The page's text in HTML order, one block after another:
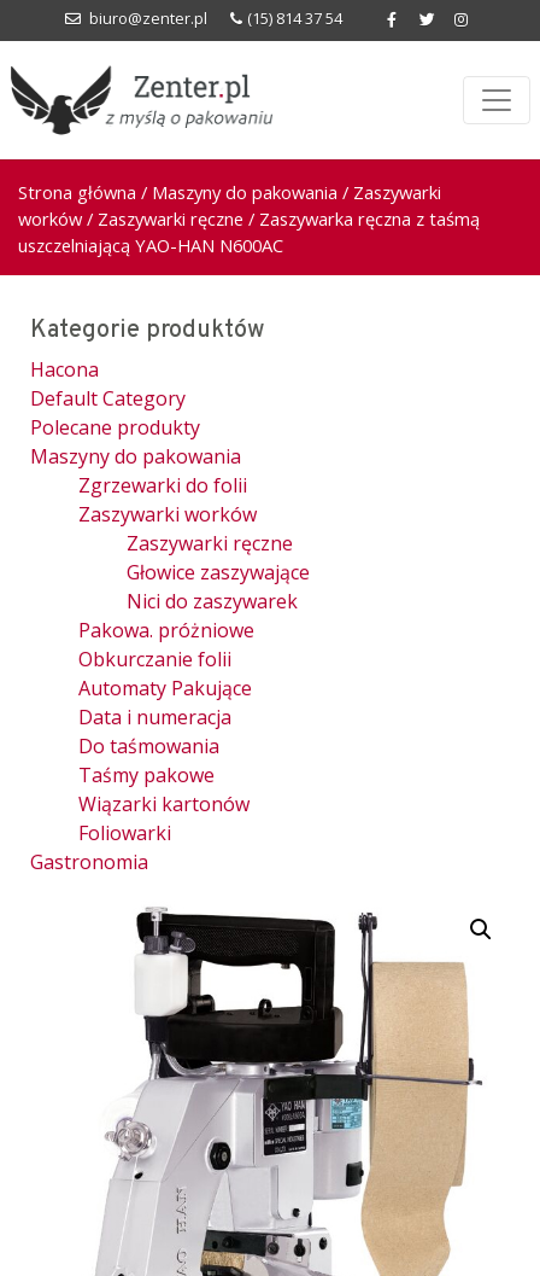
biuro@zenter.pl (15) 814 37 54
Strona główna / Maszyny do pakowania / Zaszywarki
worków/ Zaszywarki ręczne / Zaszywarka ręczna z taśmą
uszczelniającą YAO-HAN N600AC
Kategorie produktów
Hacona
Default Category
Polecane produkty
Maszyny do pakowania
Zgrzewarki do folii
Zaszywarki worków
Zaszywarki ręczne
Głowice zaszywające
Nici do zaszywarek
Pakowa. próżniowe
Obkurczanie folii
Automaty Pakujące
Data i numeracja
Do taśmowania
Taśmy pakowe
Wiązarki kartonów
Foliowarki
Gastronomia